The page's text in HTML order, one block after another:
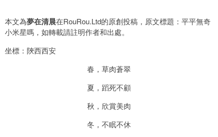
本文為夢在清晨在RouRou.Ltd的原創投稿，原文標題：平平無奇
小米星嗎，如轉載請註明作者和出處。
坐標：陝西西安
春，草肉蒼翠
夏，蹈死不顧
秋，欣賞美肉
冬，不眠不休